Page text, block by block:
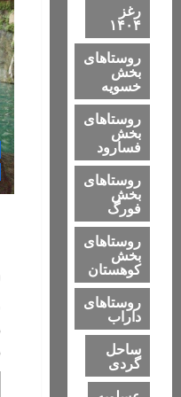
رغز
۱۴۰۴
روستاهای
بخش
خسویه
روستاهای
بخش
فسارود
روستاهای
بخش
فورگ
روستاهای
بخش
کوهستان
روستاهای
داراب
ساحل
گردی